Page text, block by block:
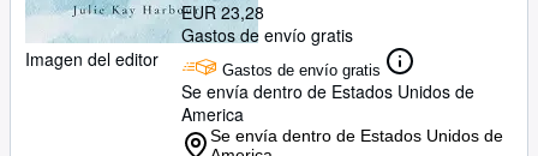
Imagen del editor
EUR 23,28
Gastos de envío gratis
Gastos de envío gratis
Se envía dentro de Estados Unidos de
America
Se envía dentro de Estados Unidos de